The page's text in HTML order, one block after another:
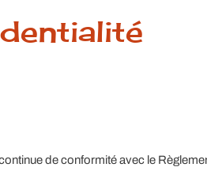
de conformité avec le